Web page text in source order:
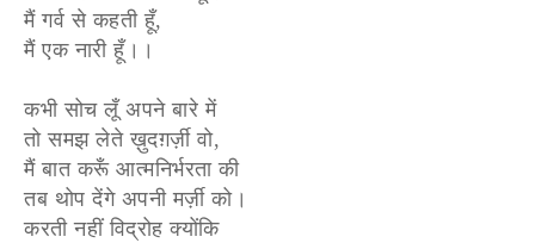
मैं गर्व से कहती हूँ,
मैं एक नारी हूँ।।
कभी सोच लूँ अपने बारे में
तो समझ लेते ख़ुदग़र्ज़ी वो,
मैं बात करूँ आत्मनिर्भरता की
तब थोप देंगे अपनी मर्ज़ी को।
करती नहीं विद्रोह क्योंकि